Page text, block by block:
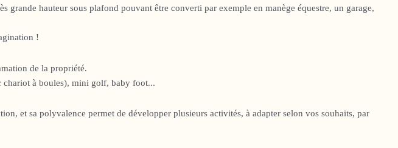
grande hauteur sous plafond pouvant être converti par exemple en manège équestre, un garage,
!
de la propriété.
chariot à boules), mini golf, baby foot...
et sa polyvalence permet de développer plusieurs activités, à adapter selon vos souhaits, par